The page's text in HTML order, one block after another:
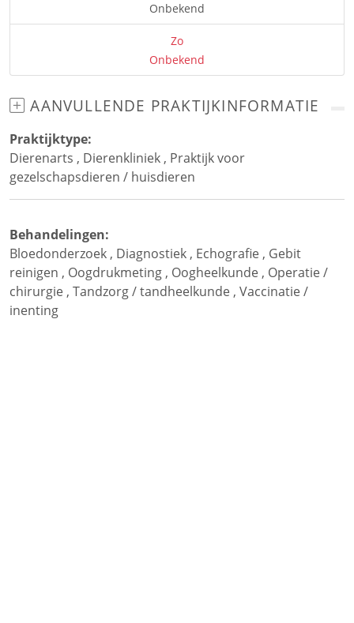
Onbekend
Zo
Onbekend
AANVULLENDE PRAKTIJKINFORMATIE
Praktijktype:
Dierenarts , Dierenkliniek , Praktijk voor
gezelschapsdieren / huisdieren
Behandelingen:
Bloedonderzoek , Diagnostiek , Echografie , Gebit
reinigen , Oogdrukmeting , Oogheelkunde , Operatie /
chirurgie , Tandzorg / tandheelkunde , Vaccinatie /
inenting